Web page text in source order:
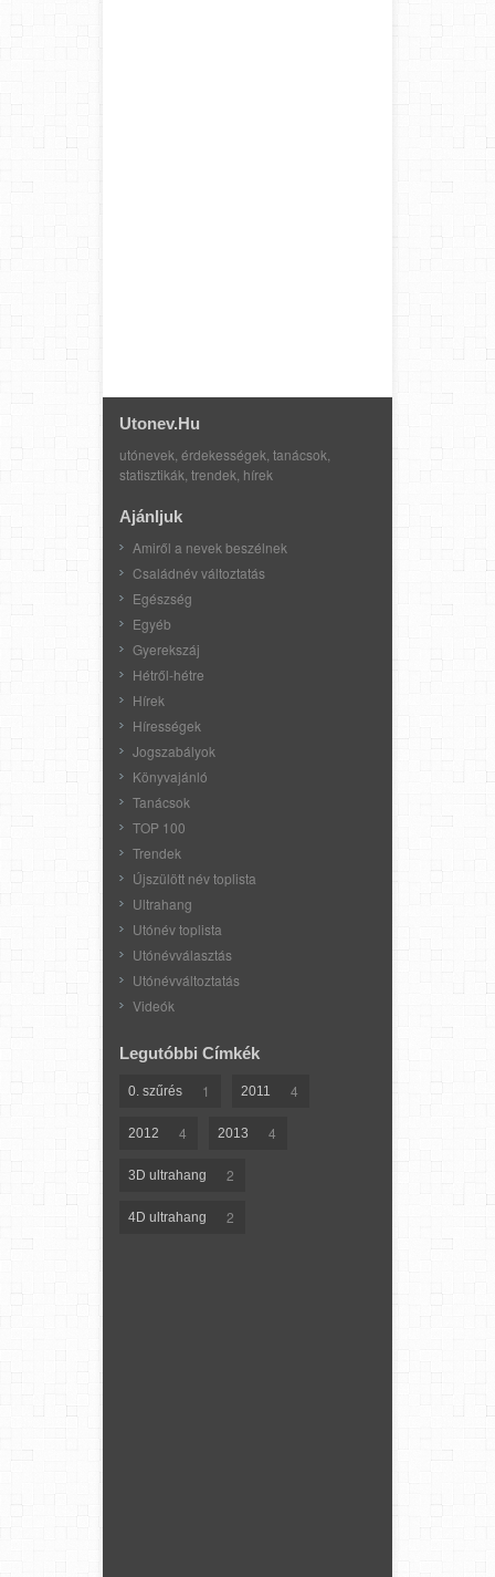
Utonev.hu
utónevek, érdekességek, tanácsok,
statisztikák, trendek, hírek
Ajánljuk
Amiről a nevek beszélnek
Családnév változtatás
Egészség
Egyéb
Gyerekszáj
Hétről-hétre
Hírek
Hírességek
Jogszabályok
Könyvajánló
Tanácsok
TOP 100
Trendek
Újszülött név toplista
Ultrahang
Utónév toplista
Utónévválasztás
Utónévváltoztatás
Videók
Legutóbbi Címkék
0. szűrés 1 2011 4
2012 4 2013 4
3D ultrahang 2
4D ultrahang 2